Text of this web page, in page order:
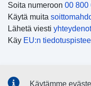
Soita numeroon 00 800
Käytä muita
Lähetä viesti
Käy EU:n
Käytämme